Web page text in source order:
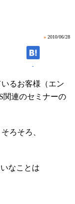
» 2010/06/28
-
るお客様（エン
関連のセミナーの
ろそろ、
ことは